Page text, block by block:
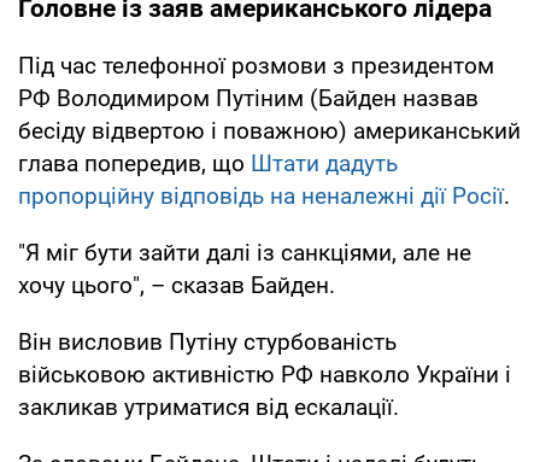
Головне із заяв американського лідера
Під час телефонної розмови з президентом
РФ Володимиром Путіним (Байден назвав
бесіду відвертою і поважною) американський
глава попередив, що Штати дадуть
пропорційну відповідь на неналежні дії Росії.
"Я міг бути зайти далі із санкціями, але не
хочу цього", – сказав Байден.
Він висловив Путіну стурбованість
військовою активністю РФ навколо України і
закликав утриматися від ескалації.